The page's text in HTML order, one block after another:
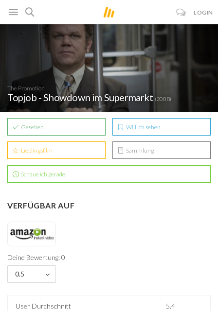
LOGIN
The Promotion
Topjob - Showdown im Supermarkt (2008)
Gesehen Will ich sehen
Lieblingsfilm Sammlung
Schaue ich gerade
VERFÜGBAR AUF
Deine Bewertung: 0
0.5
User Durchschnitt 5.4